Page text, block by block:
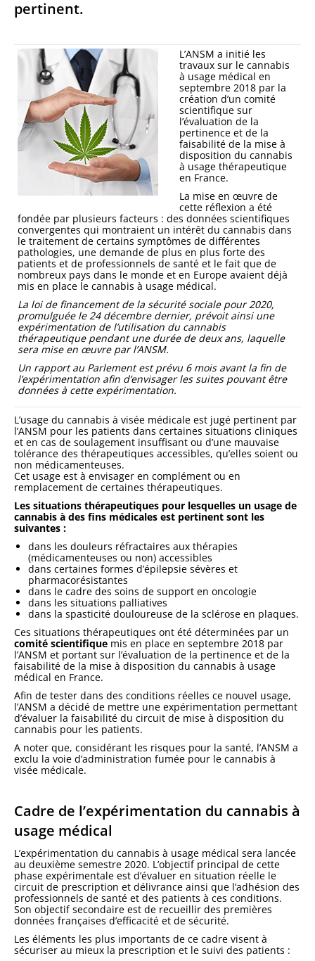
pertinent.
L’ANSM a initié les
travaux sur le cannabis
à usage médical en
septembre 2018 par la
création d’un comité
scientifique sur
l’évaluation de la
pertinence et de la
faisabilité de la mise à
disposition du cannabis
à usage thérapeutique
en France.
La mise en œuvre de
cette réflexion a été
fondée par plusieurs facteurs : des données scientifiques
convergentes qui montraient un intérêt du cannabis dans
le traitement de certains symptômes de différentes
pathologies, une demande de plus en plus forte des
patients et de professionnels de santé et le fait que de
nombreux pays dans le monde et en Europe avaient déjà
mis en place le cannabis à usage médical.
La loi de financement de la sécurité sociale pour 2020,
promulguée le 24 décembre dernier, prévoit ainsi une
expérimentation de l’utilisation du cannabis
thérapeutique pendant une durée de deux ans, laquelle
sera mise en œuvre par l’ANSM.
Un rapport au Parlement est prévu 6 mois avant la fin de
l’expérimentation afin d’envisager les suites pouvant être
données à cette expérimentation.
L’usage du cannabis à visée médicale est jugé pertinent par
l’ANSM pour les patients dans certaines situations cliniques
et en cas de soulagement insuffisant ou d’une mauvaise
tolérance des thérapeutiques accessibles, qu’elles soient ou
non médicamenteuses.
Cet usage est à envisager en complément ou en
remplacement de certaines thérapeutiques.
Les situations thérapeutiques pour lesquelles un usage de
cannabis à des fins médicales est pertinent sont les
suivantes :
dans les douleurs réfractaires aux thérapies
(médicamenteuses ou non) accessibles
dans certaines formes d’épilepsie sévères et
pharmacorésistantes
dans le cadre des soins de support en oncologie
dans les situations palliatives
dans la spasticité douloureuse de la sclérose en plaques.
Ces situations thérapeutiques ont été déterminées par un
comité scientifique mis en place en septembre 2018 par
l’ANSM et portant sur l’évaluation de la pertinence et de la
faisabilité de la mise à disposition du cannabis à usage
médical en France.
Afin de tester dans des conditions réelles ce nouvel usage,
l’ANSM a décidé de mettre une expérimentation permettant
d’évaluer la faisabilité du circuit de mise à disposition du
cannabis pour les patients.
A noter que, considérant les risques pour la santé, l’ANSM a
exclu la voie d’administration fumée pour le cannabis à
visée médicale.
Cadre de l’expérimentation du cannabis à
usage médical
L’expérimentation du cannabis à usage médical sera lancée
au deuxième semestre 2020. L’objectif principal de cette
phase expérimentale est d’évaluer en situation réelle le
circuit de prescription et délivrance ainsi que l’adhésion des
professionnels de santé et des patients à ces conditions.
Son objectif secondaire est de recueillir des premières
données françaises d’efficacité et de sécurité.
Les éléments les plus importants de ce cadre visent à
sécuriser au mieux la prescription et le suivi des patients :